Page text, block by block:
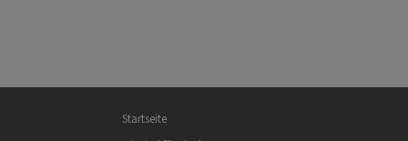
Hauptnavigation
Startseite